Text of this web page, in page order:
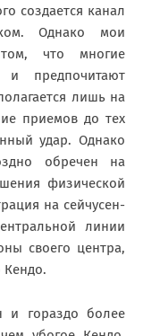
создается канал
Однако мои
том, что многие
и предпочитают
лишь на
приемов до тех
удар. Однако
обречен на
физической
на сейчусен-
линии
своего центра,
Кендо.
и гораздо более